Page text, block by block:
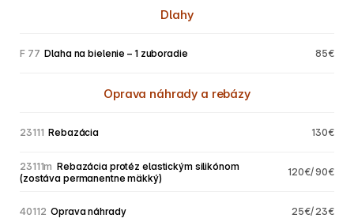
Dlahy
F 77
  Dlaha na bielenie – 1 zuboradie
85€
Oprava náhrady a rebázy
23111
  Rebazácia
130€
23111m
  Rebazácia protéz elastickým silikónom
(zostáva permanentne mäkký)
120€/ 90€
40112
  Oprava náhrady
25€/ 23€